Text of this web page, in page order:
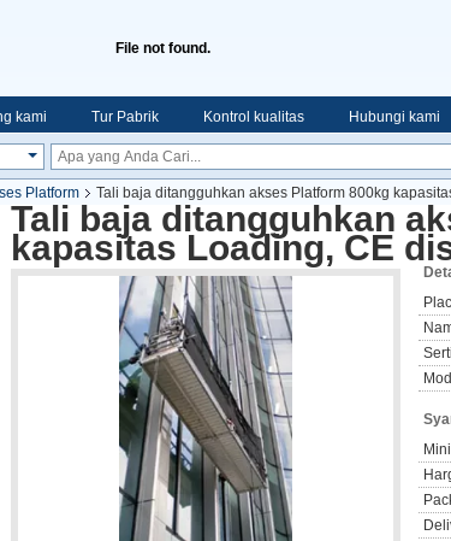
File not found.
kami Tur Pabrik Kontrol kualitas Hubungi kami
Platform
Tali baja ditangguhkan akses Platform 800kg
Tali baja ditangguhkan
kapasitas Loading, CE